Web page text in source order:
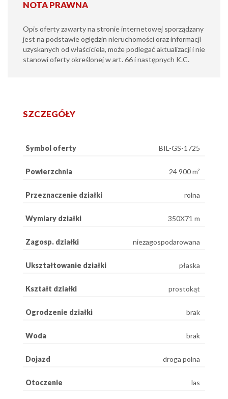
NOTA PRAWNA
Opis oferty zawarty na stronie internetowej sporządzany
jest na podstawie oględzin nieruchomości oraz informacji
uzyskanych od właściciela, może podlegać aktualizacji i nie
stanowi oferty określonej w art. 66 i następnych K.C.
SZCZEGÓŁY
Symbol oferty BIL-GS-1725
Powierzchnia 24 900 m²
Przeznaczenie działki rolna
Wymiary działki 350X71 m
Zagosp. działki niezagospodarowana
Ukształtowanie działki płaska
Kształt działki prostokąt
Ogrodzenie działki brak
Woda brak
Dojazd droga polna
Otoczenie las